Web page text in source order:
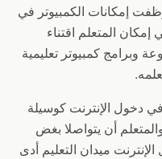
وظفت إمكانات الكمبيوتر في
المتعلم اقتناء
وبرامج كمبيوتر تعليمية
دخول الإنترنت كوسيلة
أن يتواصلا بغض
ميدان التعليم أدى